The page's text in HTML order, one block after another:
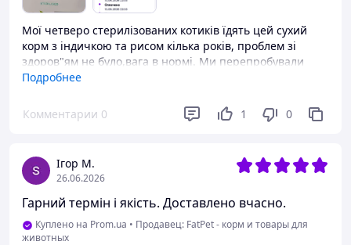
Мої четверо стерилізованих котиків їдять цей сухий
корм з індичкою та рисом кілька років, проблем зі
здоров"ям не було,вага в нормі. Ми перепробували
багато різних кормів, і бюджетних і дорогих, але саме
наших пухнастиків найбільш смачним і корисним, а
для нас найбільш економним за рахунок якості.
вигідніше.Побажання для виробників одне: не знизити
якість корму і не розчарувати наших
Бусю,Соню,Пушинку і Кузю.
Преимущества
Якість
Подробнее
Комментарии 0 1 0
Ігор М.
26.06.2026
Гарний термін і якість. Доставлено вчасно.
Куплено на Prom.ua • Продавец: FatPet - корм и товары для
животных